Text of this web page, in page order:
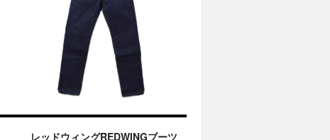
レッドウィングREDWINGブーツ